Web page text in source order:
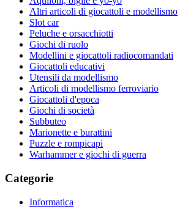
Altri articoli di giocattoli e modellismo
Slot car
Peluche e orsacchiotti
Giochi di ruolo
Modellini e giocattoli radiocomandati
Giocattoli educativi
Utensili da modellismo
Articoli di modellismo ferroviario
Giocattoli d'epoca
Giochi di società
Subbuteo
Marionette e burattini
Puzzle e rompicapi
Warhammer e giochi di guerra
Categorie
Informatica